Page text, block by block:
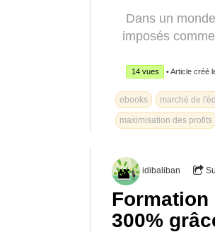
Dans un
imposés
14 vues • Article créé
ebooks marché de
maximisation des profits
idibaliban
300%